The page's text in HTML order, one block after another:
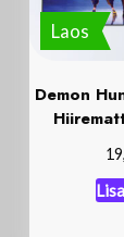
Laos
Demon